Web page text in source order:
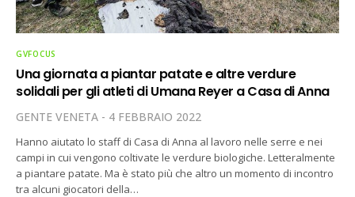
GVFOCUS
Una giornata a piantar patate e altre verdure
solidali per gli atleti di Umana Reyer a Casa di Anna
GENTE VENETA 4 FEBBRAIO 2022
Hanno aiutato lo staff di Casa di Anna al lavoro nelle serre e nei
campi in cui vengono coltivate le verdure biologiche. Letteralmente
a piantare patate. Ma è stato più che altro un momento di incontro
tra alcuni giocatori della…